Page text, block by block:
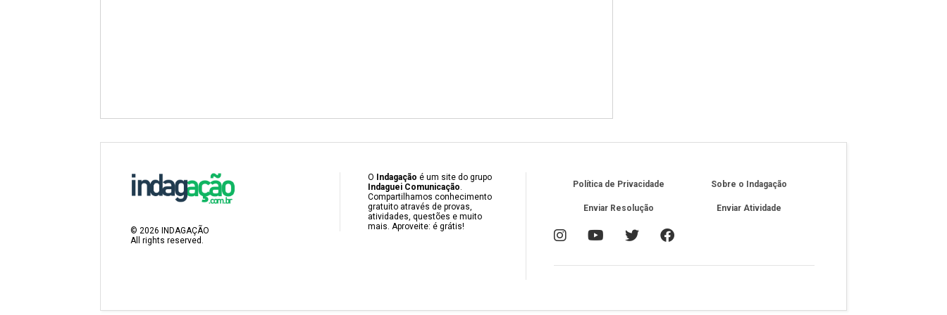
© 2026 INDAGAÇÃO
All rights reserved.
O Indagação é um site do grupo
Indaguei Comunicação.
Compartilhamos conhecimento
gratuito através de provas,
atividades, questões e muito
mais. Aproveite: é grátis!
Política de Privacidade Sobre o Indagação
Enviar Resolução Enviar Atividade